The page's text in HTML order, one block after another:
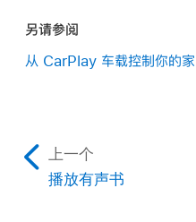
另请参阅
从 CarPlay 车载控制你的家
上一个
播放有声书